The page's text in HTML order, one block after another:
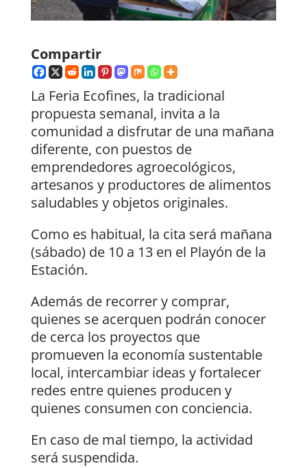
Compartir
La Feria Ecofines, la tradicional
propuesta semanal, invita a la
comunidad a disfrutar de una mañana
diferente, con puestos de
emprendedores agroecológicos,
artesanos y productores de alimentos
saludables y objetos originales.
Como es habitual, la cita será mañana
(sábado) de 10 a 13 en el Playón de la
Estación.
Además de recorrer y comprar,
quienes se acerquen podrán conocer
de cerca los proyectos que
promueven la economía sustentable
local, intercambiar ideas y fortalecer
redes entre quienes producen y
quienes consumen con conciencia.
En caso de mal tiempo, la actividad
será suspendida.